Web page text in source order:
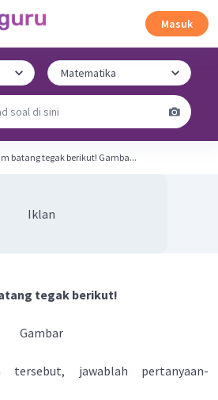
Masuk
Perhatikan diagram batang tegak berikut! Gamba...
Iklan
tegak berikut!
Gambar
tersebut, jawablah pertanyaan-